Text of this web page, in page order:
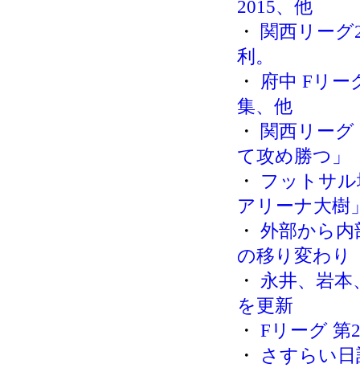
2015、他
・ 関西リー
利。
・ 府中 Fリ
集、他
・ 関西リー
て攻め勝つ」
・ フットサ
アリーナ大樹
・ 外部から
の移り変わり
・ 永井、岩
を更新
・ Fリーグ 第
・
さすらい